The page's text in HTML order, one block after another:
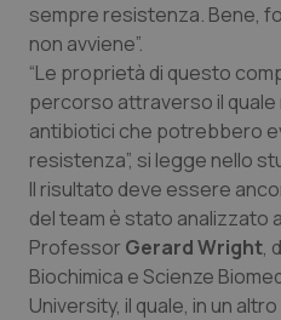
Rene & patologie
Salute orale &
Sangue &
Tiroide
Tumore al seno
sempre resistenza. Bene,
non avviene”.
“Le proprietà di questo
percorso attraverso il
antibiotici che potrebbero
resistenza”, si legge nello
Il risultato deve essere
del team è stato analizzato
Professor Gerard Wright,
Biochimica e Scienze
University, il quale, in un